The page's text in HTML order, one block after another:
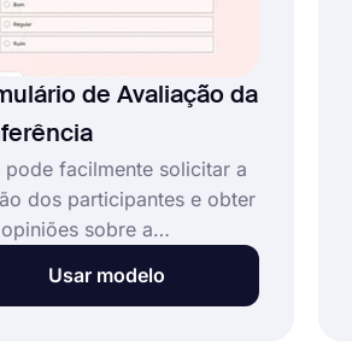
de Avaliação da
pode facilmente solicitar a
dos participantes e obter
sobre a
usando o modelo de
de avaliação de
Usar modelo